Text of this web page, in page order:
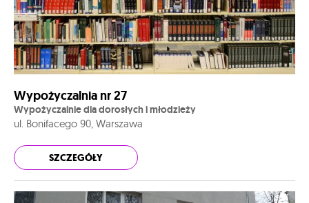
Wypożyczalnia nr 27
Wypożyczalnie dla dorosłych i młodzieży
ul. Bonifacego 90, Warszawa
SZCZEGÓŁY